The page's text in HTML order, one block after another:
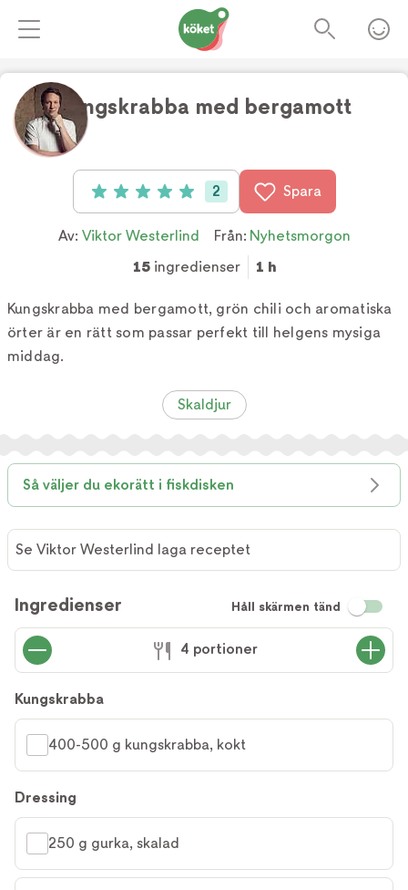
Kungskrabba med bergamott
Betyg: 5 av 5 (2 röster)
2 Spara
Av: Viktor Westerlind Från: Nyhetsmorgon
15ingredienser 1 h
Kungskrabba med bergamott, grön chili och aromatiska
örter är en rätt som passar perfekt till helgens mysiga
middag.
Skaldjur
Så väljer du ekorätt i fiskdisken
Se Viktor Westerlind laga receptet
Ingredienser Håll skärmen tänd
4 portioner
Kungskrabba
400-500 g kungskrabba, kokt
Dressing
250 g gurka, skalad